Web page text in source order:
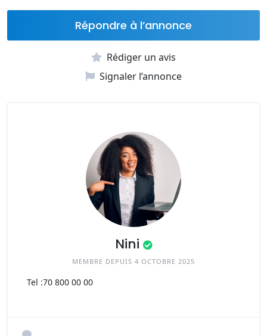
Répondre à l’annonce
Rédiger un avis
Signaler l’annonce
Nini
MEMBRE DEPUIS 4 OCTOBRE 2025
Tel :70 800 00 00